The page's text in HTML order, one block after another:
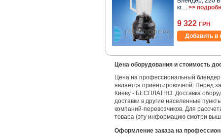
кг.... >>
9 322 ГРН
Добавить в
Цена оборудования и стоимость
Цена на профессиональный блендер
является ориентировочной. Перед
Киеву - БЕСПЛАТНО. Доставка
доставки в другие населенные
компаний-перевозчиков. Для
товара (эту информацию смотри
Оформление заказа на